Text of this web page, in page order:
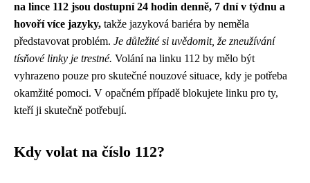
na lince 112 jsou dostupní 24 hodin denně, 7 dní v týdnu a
hovoří více jazyky, takže jazyková bariéra by neměla
představovat problém. Je důležité si uvědomit, že zneužívání
tísňové linky je trestné. Volání na linku 112 by mělo být
vyhrazeno pouze pro skutečné nouzové situace, kdy je potřeba
okamžité pomoci. V opačném případě blokujete linku pro ty,
kteří ji skutečně potřebují.
Kdy volat na číslo 112?